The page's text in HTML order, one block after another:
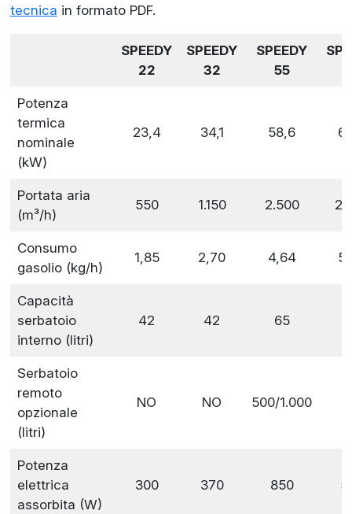
tecnica in formato PDF.
SPEEDY
22
SPEEDY
32
SPEEDY
55
Potenza
termica
nominale
(kW)
23,4 34,1 58,6
Portata aria
(m³/h)
550 1.150 2.500
Consumo
gasolio (kg/h)
1,85 2,70 4,64
Capacità
serbatoio
interno (litri)
42 42 65
Serbatoio
remoto
opzionale
(litri)
NO NO 500/1.000
Potenza
elettrica
assorbita (W)
300 370 850